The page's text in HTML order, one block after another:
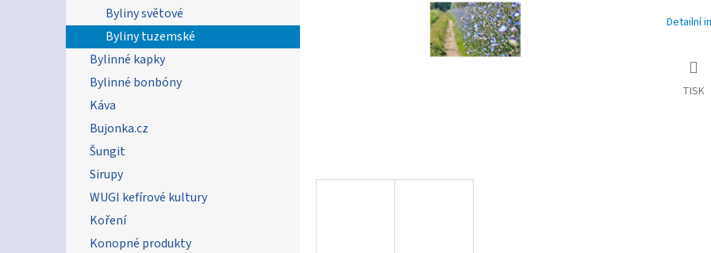
e
Byliny světové
Byliny tuzemské
Bylinné kapky
Bylinné bonbóny
Káva
Bujonka.cz
Šungit
Sirupy
WUGI kefírové kultury
Koření
Konopné produkty
Detailní
TISK